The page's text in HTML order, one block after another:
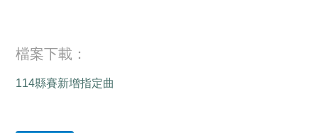
檔案下載：
114縣賽新增指定曲